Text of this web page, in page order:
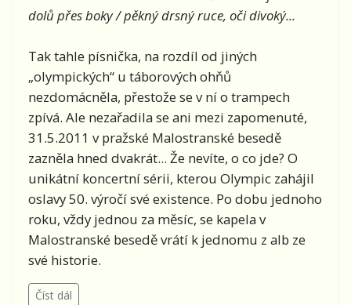
dolů přes boky / pěkný drsný ruce, oči divoký...
Tak tahle písnička, na rozdíl od jiných
„olympických“ u táborových ohňů
nezdomácněla, přestože se v ní o trampech
zpívá. Ale nezařadila se ani mezi zapomenuté,
31.5.2011 v pražské Malostranské besedě
zazněla hned dvakrát... Že nevíte, o co jde? O
unikátní koncertní sérii, kterou Olympic zahájil
oslavy 50. výročí své existence. Po dobu jednoho
roku, vždy jednou za měsíc, se kapela v
Malostranské besedě vrátí k jednomu z alb ze
své historie.
Číst dál